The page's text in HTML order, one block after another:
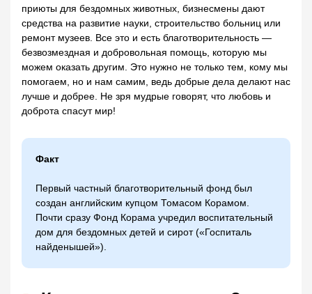
приюты для бездомных животных, бизнесмены дают
средства на развитие науки, строительство больниц или
ремонт музеев. Все это и есть благотворительность —
безвозмездная и добровольная помощь, которую мы
можем оказать другим. Это нужно не только тем, кому мы
помогаем, но и нам самим, ведь добрые дела делают нас
лучше и добрее. Не зря мудрые говорят, что любовь и
доброта спасут мир!
Факт
Первый частный благотворительный фонд был
создан английским купцом Томасом Корамом.
Почти сразу Фонд Корама учредил воспитательный
дом для бездомных детей и сирот («Госпиталь
найденышей»).